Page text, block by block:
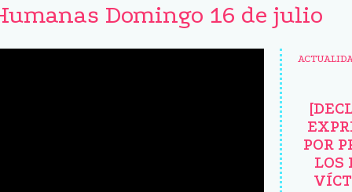
Domingo 16 de julio
POR
LOS